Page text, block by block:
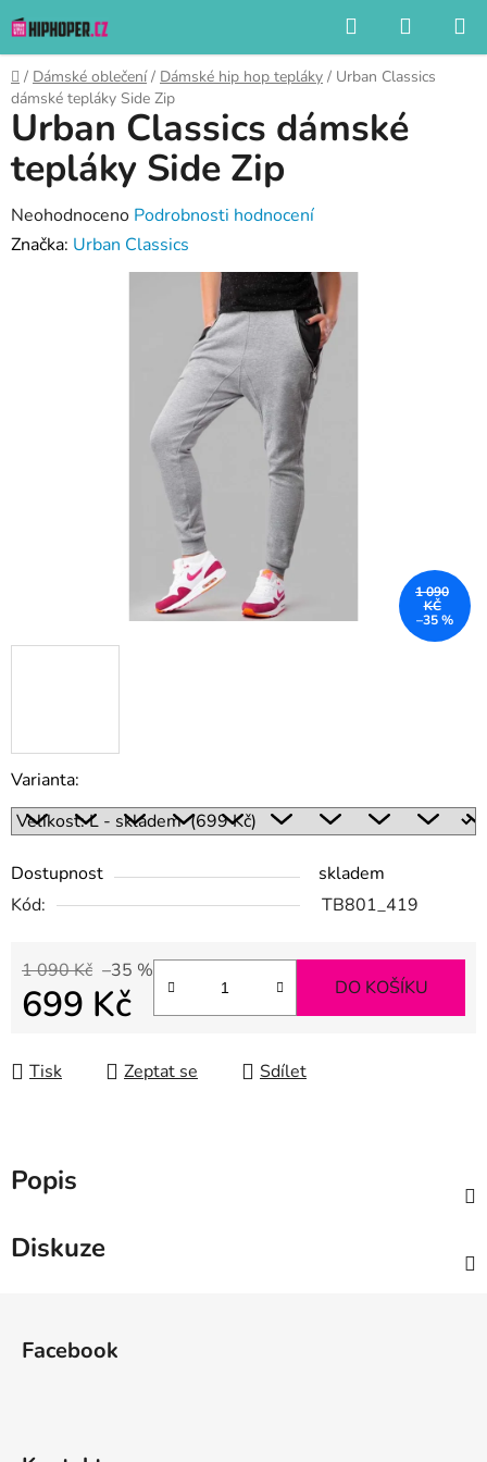
na
obsah
Hledat
KOŠÍK
Domů
/ Dámské oblečení / Dámské hip hop tepláky / Urban Classics
dámské tepláky Side Zip
Varianta:
Dostupnost
skladem
Kód:
TB801_419
1 090 Kč –35 %
699 Kč DO KOŠÍKU
Tisk Zeptat se Sdílet
Urban Classics dámské
tepláky Side Zip
Průměrné
hodnocení
Neohodnoceno Podrobnosti hodnocení
Značka: Urban Classics
1 090
KČ
–35 %
Popis
Diskuze
Facebook